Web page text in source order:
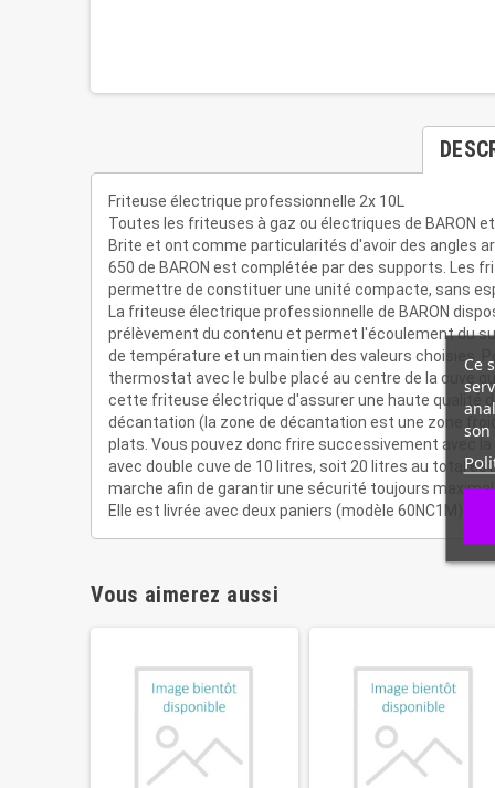
Friteuse électrique professionnelle 2x 10L
Toutes les friteuses à gaz ou électriques de BARON
Brite et ont comme particularités d'avoir des angles
650 de BARON est complétée par des supports. Les
permettre de constituer une unité compacte, sans
La friteuse électrique professionnelle de BARON
prélèvement du contenu et permet l'écoulement du
de température et un maintien des valeurs choisies.
thermostat avec le bulbe placé au centre de la cuve
cette friteuse électrique d'assurer une haute qualité
décantation (la zone de décantation est une zone
plats. Vous pouvez donc frire successivement avec
avec double cuve de 10 litres, soit 20 litres au total
marche afin de garantir une sécurité toujours
Elle est livrée avec deux paniers (modèle 60NC1M)
Vous aimerez aussi
Ce
son